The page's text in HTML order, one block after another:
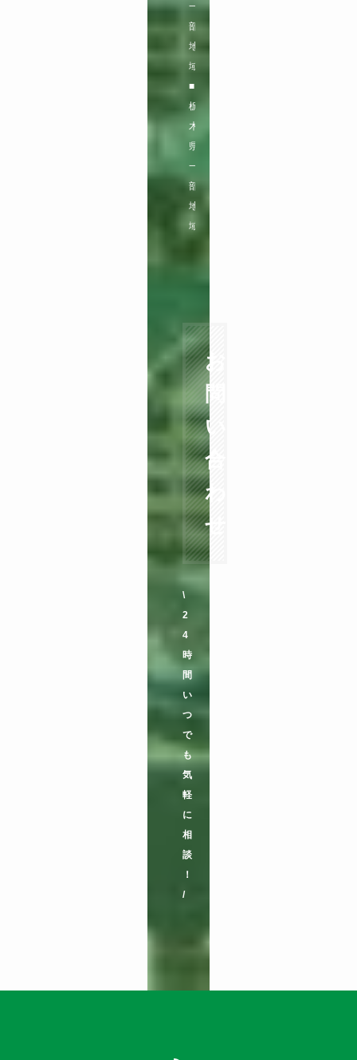
一
部
地
域
■
栃
木
県
一
部
地
域
お
問
い
合
わ
せ
\
2
4
時
間
い
つ
で
も
気
軽
に
相
談
！
/